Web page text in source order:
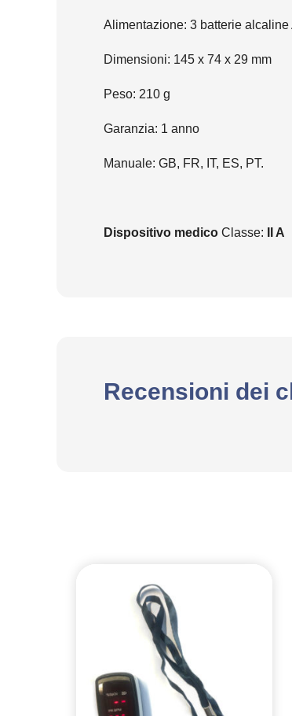
Alimentazione: 3 batterie
Dimensioni: 145 x 74 x 29 mm
Peso: 210 g
Garanzia: 1 anno
Manuale: GB, FR, IT, ES, PT.
Dispositivo medico Classe: II A
Recensioni dei